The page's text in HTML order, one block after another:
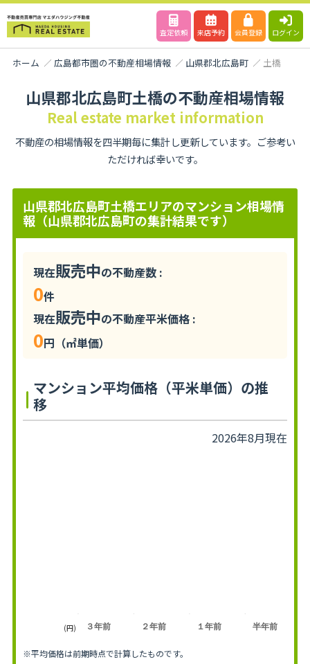
査定依頼 来店予約 会員登録 ログイン
ホーム 広島都市圏の不動産相場情報 山県郡北広島町 土橋
山県郡北広島町土橋の不動産相場情報
Real estate market information
不動産の相場情報を四半期毎に集計し更新しています。ご参考い
ただければ幸いです。
山県郡北広島町土橋エリアのマンション相場情
報（山県郡北広島町の集計結果です）
現在販売中の不動産数 :
0件
現在販売中の不動産平米価格 :
0円（㎡単価）
マンション平均価格（平米単価）の推
移
2026年8月現在
３年前 ２年前 １年前 半年前
(円)
※平均価格は前期時点で計算したものです。